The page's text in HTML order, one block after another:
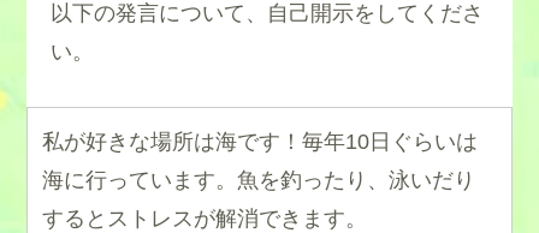
以下の発言について、自己開示をしてくださ
い。
私が好きな場所は海です！毎年10日ぐらいは
海に行っています。魚を釣ったり、泳いだり
するとストレスが解消できます。